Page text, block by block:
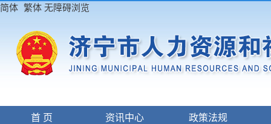
简体 繁体 无障碍浏览
首 页 资讯中心 政策法规